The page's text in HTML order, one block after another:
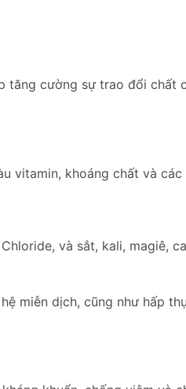
cường sự trao đổi chất
vitamin, khoáng chất và
và sắt, kali, magiê,
miễn dịch, cũng như hấp